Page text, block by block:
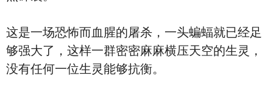
这是一场恐怖而血腥的屠杀，一头蝙蝠就已经足
够强大了，这样一群密密麻麻横压天空的生灵，
没有任何一位生灵能够抗衡。